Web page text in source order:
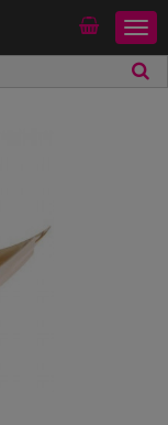
Mon compte